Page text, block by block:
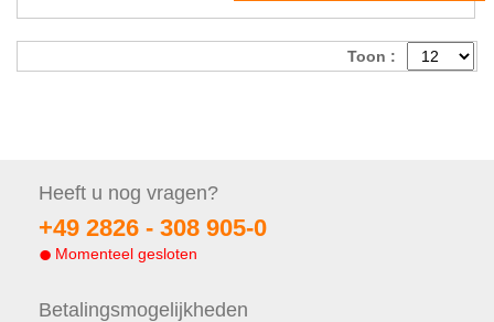
Toon :
Heeft u nog vragen?
+49 2826 - 308 905-0
Momenteel gesloten
Betalingsmogelijkheden